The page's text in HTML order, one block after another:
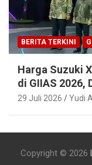
BERITA TERKINI
Harga Suzuki
di GIIAS 2026,
29 Juli 2026 Yudi
Copyright © 2026